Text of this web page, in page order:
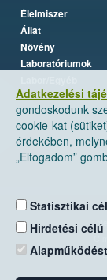
Adatkezelési
gondoskodunk
cookie-kat
érdekében,
„Elfogadom”
Statisztikai
Hirdetési
Élelmiszer
Állat
Növény
Laboratóriumok